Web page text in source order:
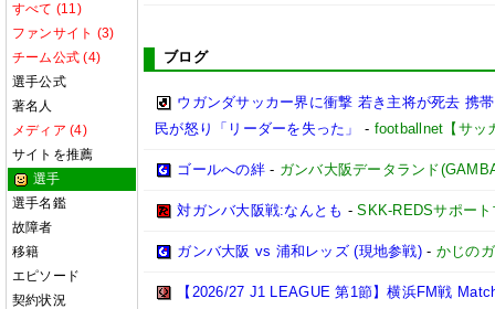
すべて (11)
ファンサイト (3)
チーム公式 (4)
選手公式
著名人
メディア (4)
サイトを推薦
選手
選手名鑑
故障者
移籍
エピソード
契約状況
ブログ
ウガンダサッカー界に衝撃 若き主将が死去 携
民が怒り「リーダーを失った」
- footballnet【サッ
ゴールへの絆- ガンバ大阪データランド
対ガンバ大阪戦:なんとも -SKK-REDSサポー
ガンバ大阪 vs 浦和レッズ (現地参戦)- かじの
【2026/27 J1 LEAGUE 第1節】横浜FM戦